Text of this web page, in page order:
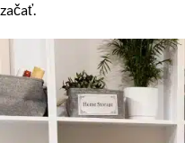
začať.